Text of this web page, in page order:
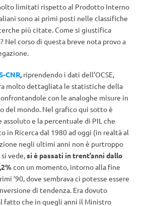
limitati rispetto al Prodotto Interno
sono ai primi posti nelle classifiche
più citate. Come si giustifica
Nel corso di questa breve nota provo a
CNR, riprendendo i dati dell’OCSE,
molto dettagliata le statistiche della
con le analoghe misure in
del mondo. Nel grafico qui sotto è
e la percentuale di PIL che
in Ricerca dal 1980 ad oggi (in realtà al
negli ultimi anni non è purtroppo
vede,si è passati in trent’anni dallo
con un momento, intorno alla fine
’90, dove sembrava ci potesse essere
di tendenza. Era dovuto
fatto che in quegli anni il Ministro